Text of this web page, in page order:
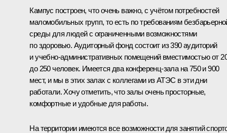
Кампус построен, что очень важно, с учётом потребностей
маломобильных групп, то есть по требованиям
среды для людей с ограниченными возможностями
по здоровью. Аудиторный фонд состоит из 390 аудиторий
и учебно-административных помещений вместимостью от
до 250 человек. Имеется два конференц-зала на 750 и 900
мест, и мы в этих залах с коллегами из АТЭС в эти дни
работали. Хочу отметить, что залы очень просторные,
комфортные и удобные для работы.
На территории имеются все возможности для занятий